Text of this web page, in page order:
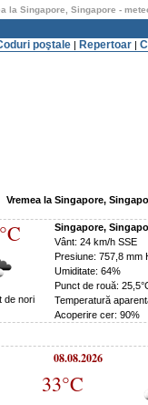
la Singapore, Singapore -
poştale | Repertoar |
Vremea la Singapore,
de nori
Singapore,
Vânt: 24 km/h SSE
Presiune: 757,8 mm
Umiditate: 64%
Punct de rouă:
Temperatură
Acoperire cer: 90%
08.08.2026
33°C